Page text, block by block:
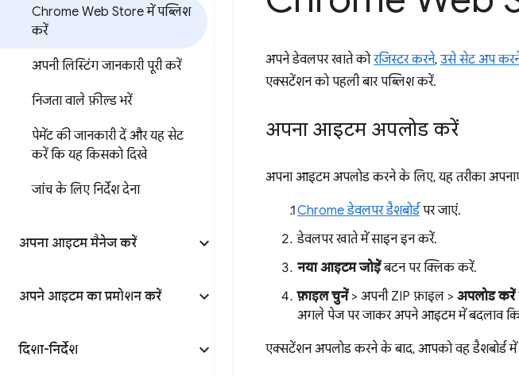
Chrome Web Store में पब्लिश
करें
अपनी लिस्टिंग जानकारी पूरी करें
निजता वाले फ़ील्ड भरें
पेमेंट की जानकारी दें और यह सेट
करें कि यह किसको दिखे
जांच के लिए निर्देश देना
अपना आइटम मैनेज करें
अपने आइटम का प्रमोशन करें
दिशा-निर्देश
अपने डेवलपर खाते कोरजिस्टर करने, उसे सेट अप
एक्सटेंशन को पहली बार पब्लिश करें.
अपना आइटम अपलोड करें
अपना आइटम अपलोड करने के लिए, यह तरीका
Chrome डेवलपर डैशबोर्ड पर जाएं.
डेवलपर खाते में साइन इन करें.
नया आइटम जोड़ेंबटन पर क्लिक करें.
फ़ाइल चुनें> अपनी ZIP फ़ाइल > अपलोड करें
अगले पेज पर जाकर अपने आइटम में बदलाव
एक्सटेंशन अपलोड करने के बाद, आपको वह डैशबोर्ड